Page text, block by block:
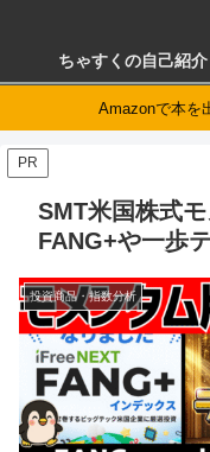
ちゃすくの自己紹介
Amazonで本を
PR
SMT米国株式
FANG+や一歩
投資商品・指数分析